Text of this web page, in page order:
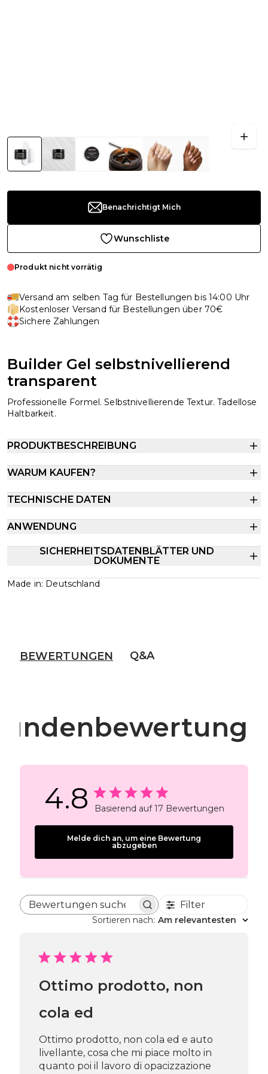
Benachrichtigt Mich
Wunschliste
Produkt nicht vorrätig
Versand am selben Tag für Bestellungen bis 14:00 Uhr
Kostenloser Versand für Bestellungen über 70€
Sichere Zahlungen
Builder Gel selbstnivellierend
transparent
Professionelle Formel. Selbstnivellierende Textur. Tadellose
Haltbarkeit.
PRODUKTBESCHREIBUNG
WARUM KAUFEN?
TECHNISCHE DATEN
ANWENDUNG
SICHERHEITSDATENBLÄTTER UND
DOKUMENTE
Made in: Deutschland
BEWERTUNGEN Q&A
4.8 Basierend auf 17 Bewertungen
Melde dich an, um eine Bewertung
abzugeben
Bewertungen suchen
Filter
Sortieren nach: Am relevantesten
Ottimo prodotto, non
cola ed
Ottimo prodotto, non cola ed e auto
livellante, cosa che mi piace molto in
quanto poi il lavoro di opacizzazione